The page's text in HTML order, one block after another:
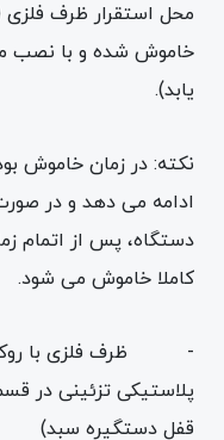
محل استقرار ظرف
خاموش شده و با نصب
یابد).
نکته: در زمان خاموش
ادامه می دهد و در
دستگاه، پس از اتمام
کاملا خاموش می شود.
- ظرف فلزی با
پلاستیکی تزئینی در
قفل دستگیره سبد)